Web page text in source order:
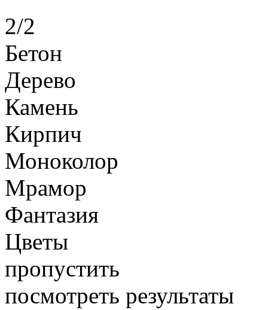
2/2
Бетон
Дерево
Камень
Кирпич
Моноколор
Мрамор
Фантазия
Цветы
пропустить
посмотреть результаты